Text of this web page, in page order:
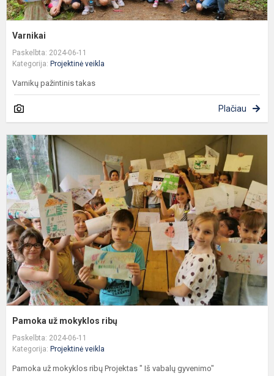
Varnikai
Paskelbta: 2024-06-11
Kategorija: Projektinė veikla
Varnikų pažintinis takas
Plačiau
Pamoka už mokyklos ribų
Paskelbta: 2024-06-11
Kategorija: Projektinė veikla
Pamoka už mokyklos ribų Projektas " Iš vabalų gyvenimo"